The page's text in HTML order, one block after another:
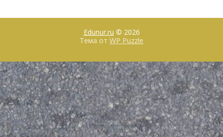
Edunur.ru © 2026
Тема от WP Puzzle